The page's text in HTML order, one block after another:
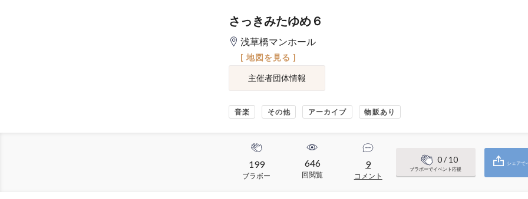
さっきみたゆめ６
浅草橋マンホール
[ 地図を見る ]
主催者団体情報
音楽 その他 アーカイブ 物販あり
199
ブラボー
646
回閲覧
9
コメント
0/ 10
ブラボーでイベント応援
シェアで